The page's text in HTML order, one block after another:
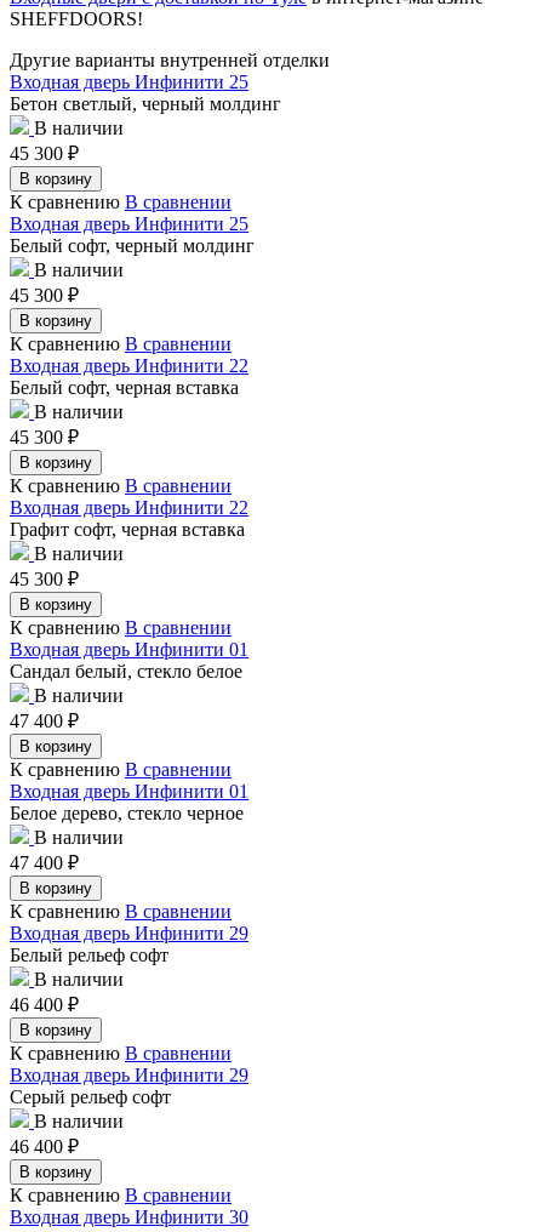
SHEFFDOORS!
Другие варианты внутренней отделки
Входная дверь Инфинити 25
Бетон светлый, черный молдинг
В наличии
45 300 ₽
В корзину
К сравнению В сравнении
Входная дверь Инфинити 25
Белый софт, черный молдинг
В наличии
45 300 ₽
В корзину
К сравнению В сравнении
Входная дверь Инфинити 22
Белый софт, черная вставка
В наличии
45 300 ₽
В корзину
К сравнению В сравнении
Входная дверь Инфинити 22
Графит софт, черная вставка
В наличии
45 300 ₽
В корзину
К сравнению В сравнении
Входная дверь Инфинити 01
Сандал белый, стекло белое
В наличии
47 400 ₽
В корзину
К сравнению В сравнении
Входная дверь Инфинити 01
Белое дерево, стекло черное
В наличии
47 400 ₽
В корзину
К сравнению В сравнении
Входная дверь Инфинити 29
Белый рельеф софт
В наличии
46 400 ₽
В корзину
К сравнению В сравнении
Входная дверь Инфинити 29
Серый рельеф софт
В наличии
46 400 ₽
В корзину
К сравнению В сравнении
Входная дверь Инфинити 30